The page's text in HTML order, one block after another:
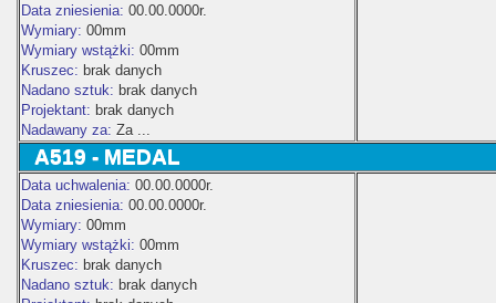
Data zniesienia: 00.00.0000r.
Wymiary: 00mm
Wymiary wstążki: 00mm
Kruszec: brak danych
Nadano sztuk: brak danych
Projektant: brak danych
Nadawany za: Za ...
A519 - MEDAL
Data uchwalenia: 00.00.0000r.
Data zniesienia: 00.00.0000r.
Wymiary: 00mm
Wymiary wstążki: 00mm
Kruszec: brak danych
Nadano sztuk: brak danych